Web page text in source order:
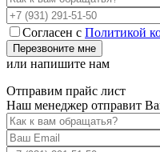
Согласен с Политикой
или напишите нам
Отправим прайс лист
Наш менеджер отправит